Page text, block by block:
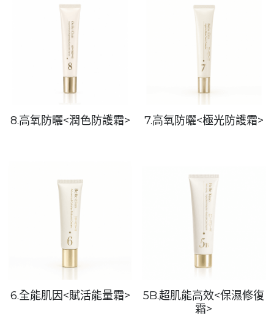
8.高氧防曬<潤色防護霜> 7.高氧防曬<極光防護霜>
6.全能肌因<賦活能量霜>
5B.超肌能高效<保濕修復
霜>